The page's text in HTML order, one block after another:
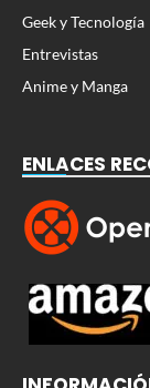
Geek y Tecnología
Entrevistas
Anime y Manga
ENLACES